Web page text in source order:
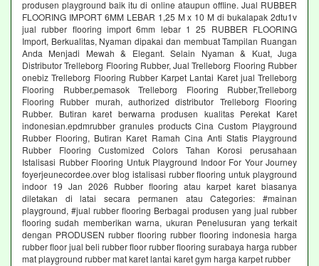
produsen playground baik itu di online ataupun offline. Jual RUBBER
FLOORING IMPORT 6MM LEBAR 1,25 M x 10 M di bukalapak 2dtu1v
jual rubber flooring import 6mm lebar 1 25 RUBBER FLOORING
Import, Berkualitas, Nyaman dipakai dan membuat Tampilan Ruangan
Anda Menjadi Mewah & Elegant. Selain Nyaman & Kuat, Juga
Distributor Trelleborg Flooring Rubber, Jual Trelleborg Flooring Rubber
onebiz Trelleborg Flooring Rubber Karpet Lantai Karet jual Trelleborg
Flooring Rubber,pemasok Trelleborg Flooring Rubber,Trelleborg
Flooring Rubber murah, authorized distributor Trelleborg Flooring
Rubber. Butiran karet berwarna produsen kualitas Perekat Karet
indonesian.epdmrubber granules products Cina Custom Playground
Rubber Flooring, Butiran Karet Ramah Cina Anti Statis Playground
Rubber Flooring Customized Colors Tahan Korosi perusahaan
Istalisasi Rubber Flooring Untuk Playground Indoor For Your Journey
foyerjeunecordee.over blog istalisasi rubber flooring untuk playground
indoor 19 Jan 2026 Rubber flooring atau karpet karet biasanya
diletakan di latai secara permanen atau Categories: #mainan
playground, #jual rubber flooring Berbagai produsen yang jual rubber
flooring sudah memberikan warna, ukuran Penelusuran yang terkait
dengan PRODUSEN rubber flooring rubber flooring indonesia harga
rubber floor jual beli rubber floor rubber flooring surabaya harga rubber
mat playground rubber mat karet lantai karet gym harga karpet rubber